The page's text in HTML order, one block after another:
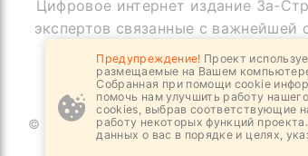
Цифровое интернет издание За-
экспертов связанные с
© Copyright За-Строй.РФ, 2019 - 2026
Предупреждение! Проект
размещаемые на Вашем
Собранная при помощи cookie
помочь нам улучшить работу
cookies, выбрав соответствующие
работу некоторых функций
данных о вас в порядке и целях,